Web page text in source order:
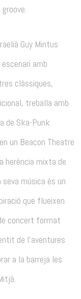
Guy Mintus
amb
clàssiques,
treballa amb
de Ska-Punk
un Beacon Theatre
herència mixta de
música és un
que flueixen
concert format
de l’aventures
a la barreja les